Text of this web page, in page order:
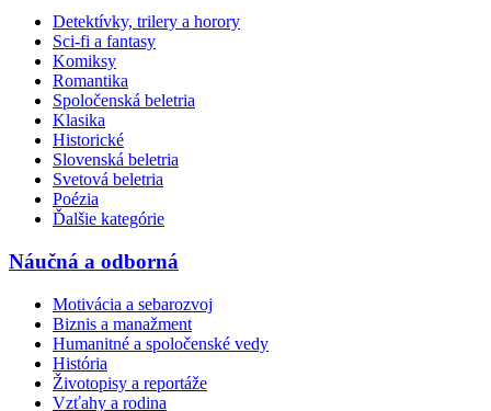
Detektívky, trilery a horory
Sci-fi a fantasy
Komiksy
Romantika
Spoločenská beletria
Klasika
Historické
Slovenská beletria
Svetová beletria
Poézia
Ďalšie kategórie
Náučná a odborná
Motivácia a sebarozvoj
Biznis a manažment
Humanitné a spoločenské vedy
História
Životopisy a reportáže
Vzťahy a rodina